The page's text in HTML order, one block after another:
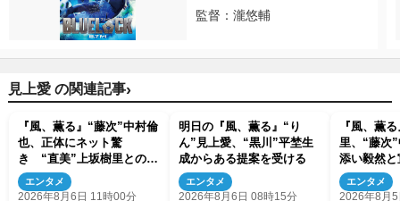
監督：瀧悠輔
見上愛 の関連記事›
『風、薫る』“藤次”中村倫
也、正体にネット驚
き “直美”上坂樹里との出
会いにも反響「力になって
くれそう」「仲良くしな
エンタメ
2026年8月6日 11時00分
明日の『風、薫る』“り
ん”見上愛、“黒川”平埜生
成からある提案を受ける
エンタメ
2026年8月6日 08時15分
『風、薫
里、“藤次
添い毅然
賛「頼も
てまうやろ
エンタメ
2026年8月